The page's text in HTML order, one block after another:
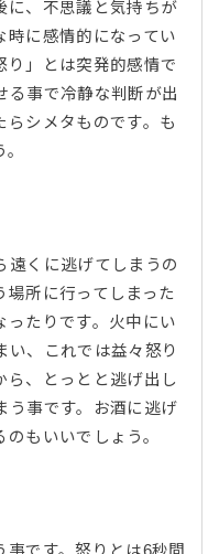
に、不思議と気持ちが
時に感情的になってい
り」とは突発的感情で
る事で冷静な判断が出
らシメタものです。も
。
遠くに逃げてしまうの
所に行ってしまった
ったりです。火中にい
い、これでは益々怒り
ら、とっとと逃げ出し
う事です。お酒に逃げ
もいいでしょう。